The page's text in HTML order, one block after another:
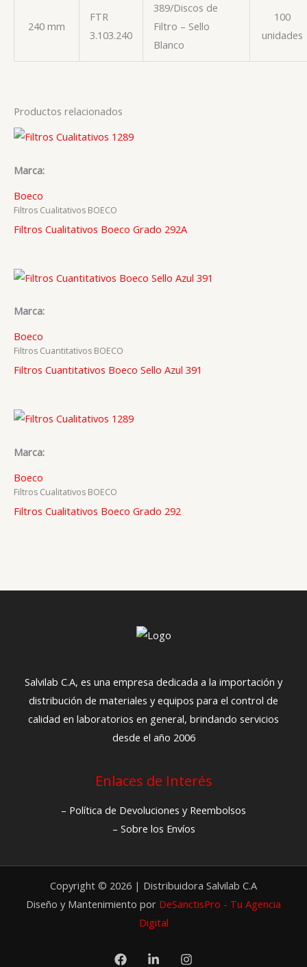
240 mm
FTR
3.103.240
389/Discos de
Filtro – Sello
Blanco
100
unidades
Productos relacionados
Marca:
Boeco
Filtros Cualitativos BOECO
Filtros Cualitativos Boeco Grado 292A
Marca:
Boeco
Filtros Cuantitativos BOECO
Filtros Cuantitativos Boeco Sello Azul 391
Marca:
Boeco
Filtros Cualitativos BOECO
Filtros Cualitativos Boeco Grado 292
Salvilab C.A, es una empresa dedicada a la importación y
distribución de materiales y equipos para el control de
calidad en laboratorios en general, brindando servicios
desde el año 2006
Enlaces de Interés
– Política de Devoluciones y Reembolsos
– Sobre los Envíos
Copyright © 2026 | Distribuidora Salvilab C.A
Diseño y Mantenimiento por DeSanctisPro - Tu Agencia
Digital